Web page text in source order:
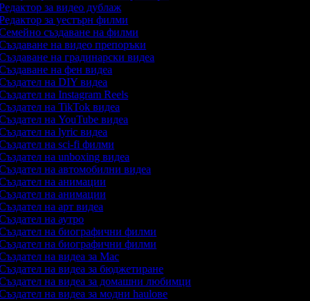
за видео дублаж
за уестърн филми
създаване на филми
на видео препоръки
на градинарски видеа
на фен видеа
на DIY видеа
на Instagram Reels
на TikTok видеа
на YouTube видеа
на lyric видеа
на sci-fi филми
на unboxing видеа
на автомобилни видеа
на анимации
на анимации
на арт видеа
на аутро
на биографични филми
на биографични филми
на видеа за Mac
на видеа за бюджетиране
на видеа за домашни любимци
на видеа за модни haulове